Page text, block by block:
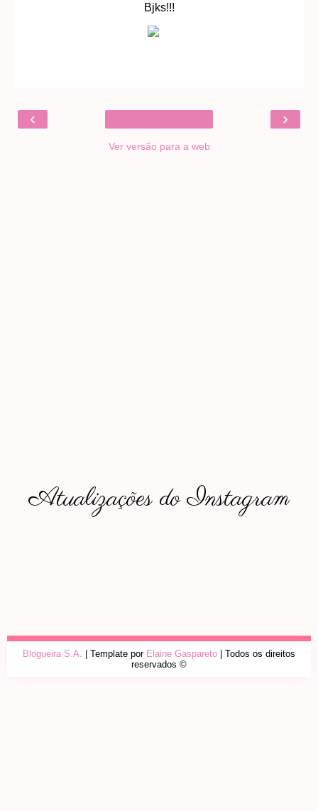
Bjks!!!
‹ ›
Ver versão para a web
Atualizações do Instagram
Blogueira S.A. | Template por Elaine Gaspareto | Todos os direitos
reservados ©